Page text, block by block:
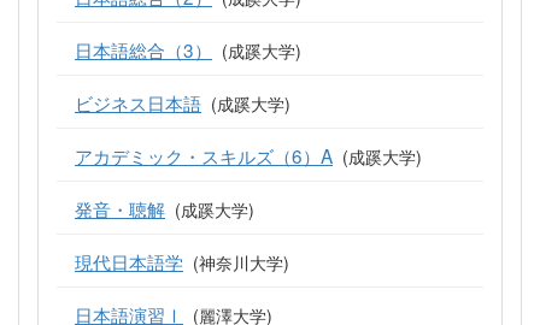
日本語総合（3） (成蹊大学)
ビジネス日本語 (成蹊大学)
アカデミック・スキルズ（6）A (成蹊大学)
発音・聴解 (成蹊大学)
現代日本語学 (神奈川大学)
日本語演習Ⅰ (麗澤大学)